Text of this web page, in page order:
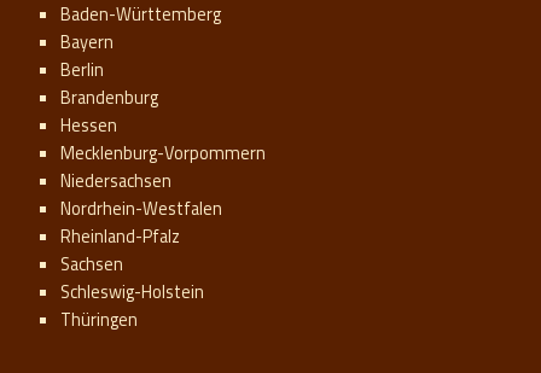
Baden-Württemberg
Bayern
Berlin
Brandenburg
Hessen
Mecklenburg-Vorpommern
Niedersachsen
Nordrhein-Westfalen
Rheinland-Pfalz
Sachsen
Schleswig-Holstein
Thüringen